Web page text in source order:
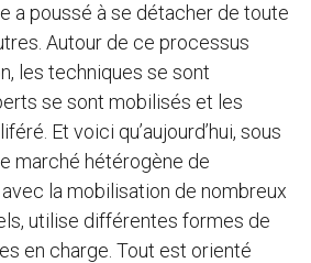
a poussé à se détacher de toute
Autour de ce processus
les techniques se sont
se sont mobilisés et les
Et voici qu’aujourd’hui, sous
marché hétérogène de
avec la mobilisation de nombreux
utilise différentes formes de
en charge. Tout est orienté